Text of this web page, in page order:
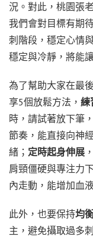
況。對此，桃園張
我們會對目標有期
刺階段，穩定心情
穩定與冷靜，將能
為了幫助大家在最
享5個放鬆方法， 練
時，請試著放下筆
節奏，能直接向神
緒； 定時起身伸展
肩頸僵硬與專注力
內走動，能增加血
此外，也要保持均
主，避免攝取過多